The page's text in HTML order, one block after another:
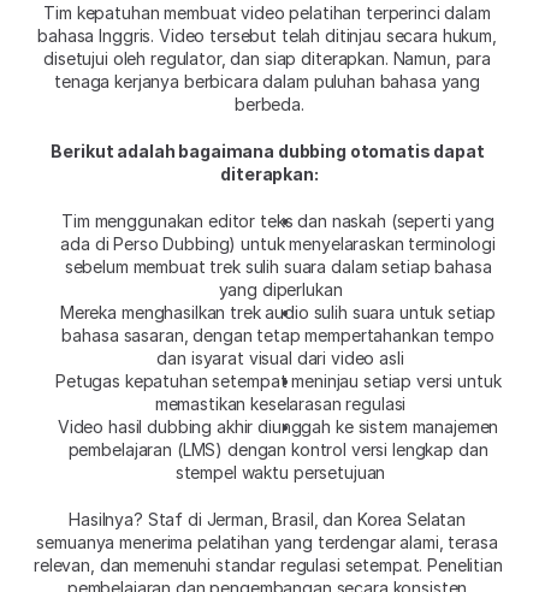
Tim kepatuhan membuat video pelatihan terperinci dalam
bahasa Inggris. Video tersebut telah ditinjau secara hukum,
disetujui oleh regulator, dan siap diterapkan. Namun, para
tenaga kerjanya berbicara dalam puluhan bahasa yang
berbeda.
Berikut adalah bagaimana dubbing otomatis dapat
diterapkan:
Tim menggunakan editor teks dan naskah (seperti yang
ada di Perso Dubbing) untuk menyelaraskan terminologi
sebelum membuat trek sulih suara dalam setiap bahasa
yang diperlukan
Mereka menghasilkan trek audio sulih suara untuk setiap
bahasa sasaran, dengan tetap mempertahankan tempo
dan isyarat visual dari video asli
Petugas kepatuhan setempat meninjau setiap versi untuk
memastikan keselarasan regulasi
Video hasil dubbing akhir diunggah ke sistem manajemen
pembelajaran (LMS) dengan kontrol versi lengkap dan
stempel waktu persetujuan
Hasilnya? Staf di Jerman, Brasil, dan Korea Selatan
semuanya menerima pelatihan yang terdengar alami, terasa
relevan, dan memenuhi standar regulasi setempat. Penelitian
pembelajaran dan pengembangan secara konsisten